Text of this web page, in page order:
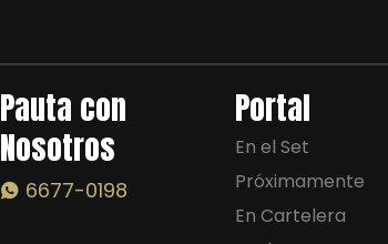
Pauta con
Nosotros
6677-0198
Portal
En el Set
Próximamente
En Cartelera